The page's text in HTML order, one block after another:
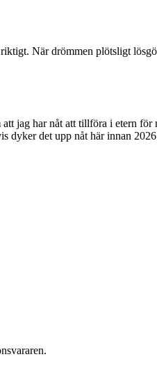
När drömmen plötsligt
jag har nåt att tillföra i etern
dyker det upp nåt här innan